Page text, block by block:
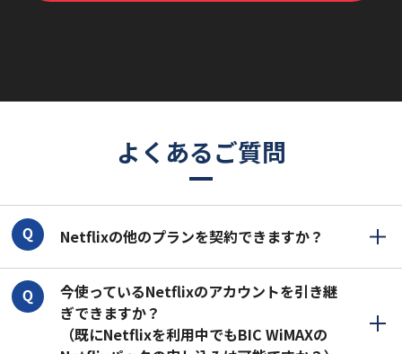
よくあるご質問
Netflixの他のプランを契約できますか？
今使っているNetflixのアカウントを引き継
ぎできますか？
（既にNetflixを利用中でもBIC WiMAXの